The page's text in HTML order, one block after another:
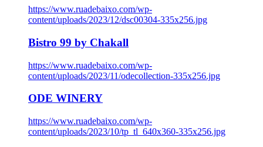
https://www.ruadebaixo.com/wp-
content/uploads/2023/12/dsc00304-335x256.jpg
Bistro 99 by Chakall
https://www.ruadebaixo.com/wp-
content/uploads/2023/11/odecollection-335x256.jpg
ODE WINERY
https://www.ruadebaixo.com/wp-
content/uploads/2023/10/tp_tl_640x360-335x256.jpg